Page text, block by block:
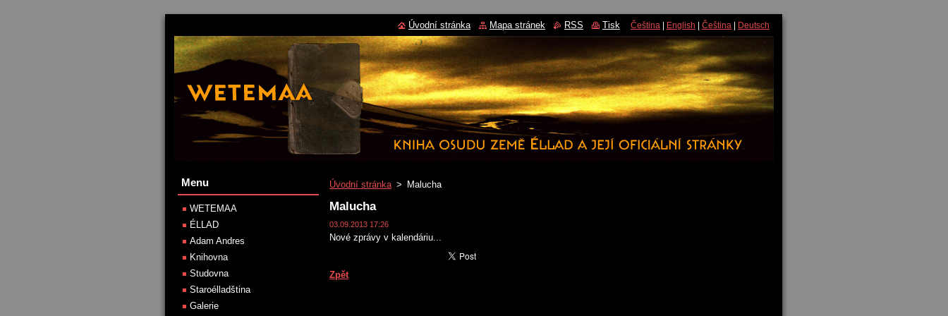
Úvodní stránka > Malucha
Malucha
03.09.2013 17:26
Nové zprávy v kalendáriu...
Zpět
Menu
WETEMAA
ÉLLAD
Adam Andres
Knihovna
Studovna
Staroélladština
Galerie
Úvodní stránka Mapa stránek RSS Tisk Čeština English Čeština Deutsch